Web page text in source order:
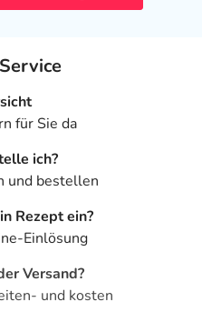
für Sie da
ich?
und bestellen
Rezept ein?
Einlösung
Versand?
und kosten